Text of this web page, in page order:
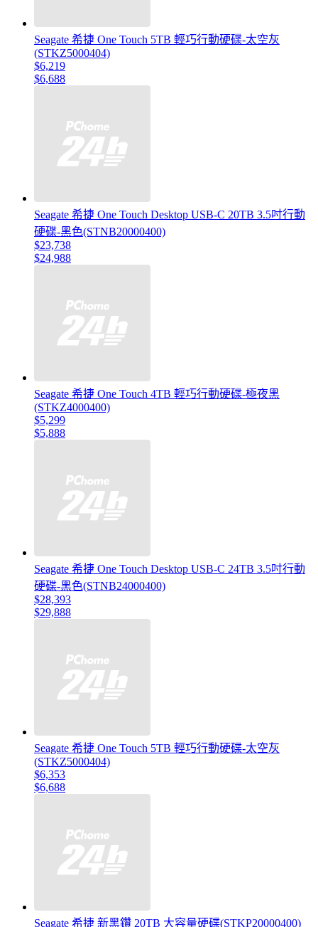
Seagate 希捷 One Touch 5TB 輕巧行動硬碟-太空灰
(STKZ5000404)
$6,219
$6,688
Seagate 希捷 One Touch Desktop USB-C 20TB 3.5吋行動
硬碟-黑色(STNB20000400)
$23,738
$24,988
Seagate 希捷 One Touch 4TB 輕巧行動硬碟-極夜黑
(STKZ4000400)
$5,299
$5,888
Seagate 希捷 One Touch Desktop USB-C 24TB 3.5吋行動
硬碟-黑色(STNB24000400)
$28,393
$29,888
Seagate 希捷 One Touch 5TB 輕巧行動硬碟-太空灰
(STKZ5000404)
$6,353
$6,688
Seagate 希捷 新黑鑽 20TB 大容量硬碟(STKP20000400)